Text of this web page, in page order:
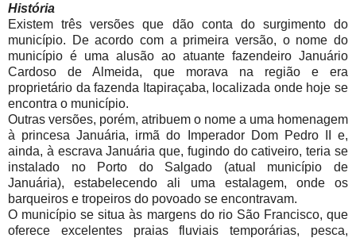
História
Existem três versões que dão conta do surgimento do
município. De acordo com a primeira versão, o nome do
município é uma alusão ao atuante fazendeiro Januário
Cardoso de Almeida, que morava na região e era
proprietário da fazenda Itapiraçaba, localizada onde hoje se
encontra o município.
Outras versões, porém, atribuem o nome a uma homenagem
à princesa Januária, irmã do Imperador Dom Pedro II e,
ainda, à escrava Januária que, fugindo do cativeiro, teria se
instalado no Porto do Salgado (atual município de
Januária), estabelecendo ali uma estalagem, onde os
barqueiros e tropeiros do povoado se encontravam.
O município se situa às margens do rio São Francisco, que
oferece excelentes praias fluviais temporárias, pesca,